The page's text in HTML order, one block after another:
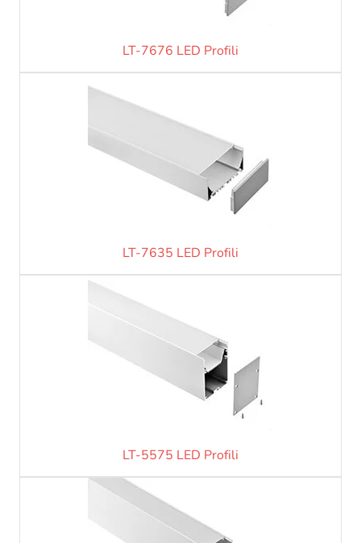
LT-7676 LED Profili
LT-7635 LED Profili
LT-5575 LED Profili